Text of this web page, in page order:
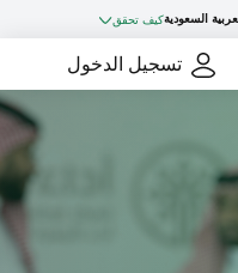
السعوديةكيف تحقق
تسجيل الدخول